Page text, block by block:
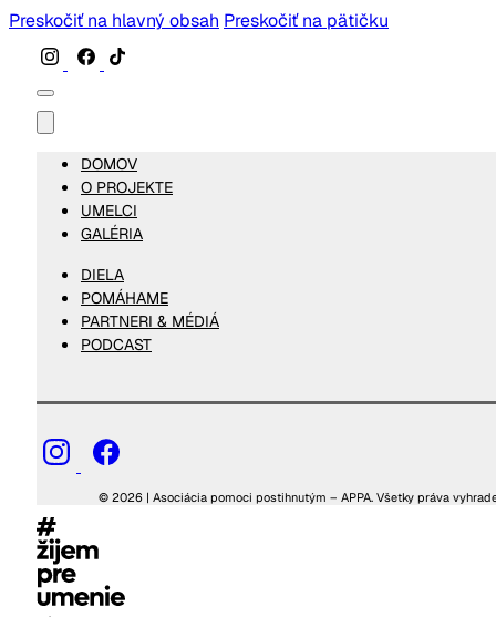
Preskočiť na hlavný obsah Preskočiť na pätičku
DOMOV
O PROJEKTE
UMELCI
GALÉRIA
DIELA
POMÁHAME
PARTNERI & MÉDIÁ
PODCAST
© 2026 | Asociácia pomoci postihnutým – APPA. Všetky práva